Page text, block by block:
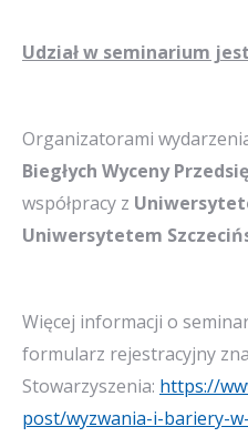
Udział w seminarium
Organizatorami
Biegłych Wyceny
współpracy z
Uniwersytetem
Więcej informacji o
formularz rejestracyjny
Stowarzyszenia: https://
post/wyzwania-i-bariery-